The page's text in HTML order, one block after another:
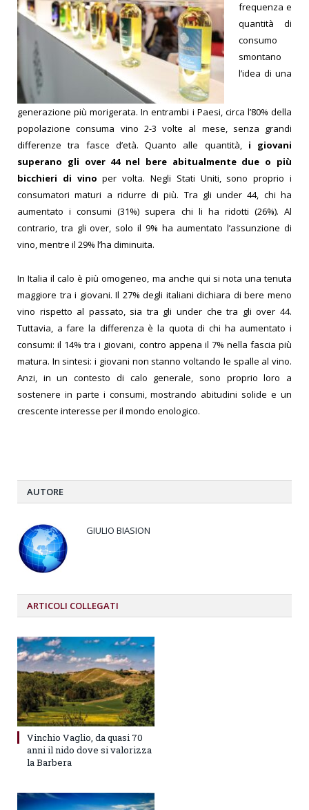
frequenza e
quantità di
consumo
smontano
l’idea di una
generazione più morigerata. In entrambi i Paesi, circa l’80% della
popolazione consuma vino 2-3 volte al mese, senza grandi
differenze tra fasce d’età. Quanto alle quantità, i giovani
superano gli over 44 nel bere abitualmente due o più
bicchieri di vino per volta.Negli Stati Uniti, sono proprio i
consumatori maturi a ridurre di più. Tra gli under 44, chi ha
aumentato i consumi (31%) supera chi li ha ridotti (26%). Al
contrario, tra gli over, solo il 9% ha aumentato l’assunzione di
vino, mentre il 29% l’ha diminuita.
In Italia il calo è più omogeneo, ma anche qui si nota una tenuta
maggiore tra i giovani. Il 27% degli italiani dichiara di bere meno
vino rispetto al passato, sia tra gli under che tra gli over 44.
Tuttavia, a fare la differenza è la quota di chi ha aumentato i
consumi: il 14% tra i giovani, contro appena il 7% nella fascia più
matura. In sintesi: i giovani non stanno voltando le spalle al vino.
Anzi, in un contesto di calo generale, sono proprio loro a
sostenere in parte i consumi, mostrando abitudini solide e un
crescente interesse per il mondo enologico.
AUTORE
GIULIO BIASION
ARTICOLI COLLEGATI
Vinchio Vaglio, da quasi 70
anni il nido dove si valorizza
la Barbera